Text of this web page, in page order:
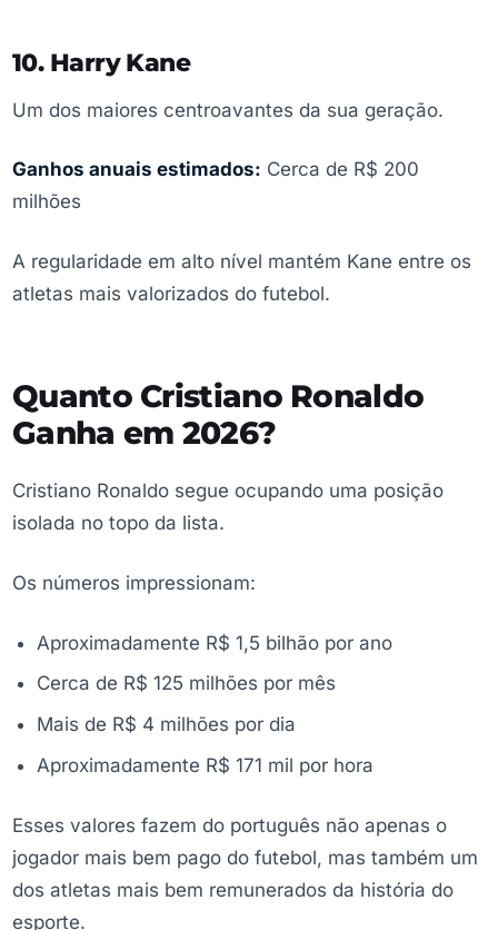
10. Harry Kane
Um dos maiores centroavantes da sua geração.
Ganhos anuais estimados: Cerca de R$ 200
milhões
A regularidade em alto nível mantém Kane entre os
atletas mais valorizados do futebol.
Quanto Cristiano Ronaldo
Ganha em 2026?
Cristiano Ronaldo segue ocupando uma posição
isolada no topo da lista.
Os números impressionam:
Aproximadamente R$ 1,5 bilhão por ano
Cerca de R$ 125 milhões por mês
Mais de R$ 4 milhões por dia
Aproximadamente R$ 171 mil por hora
Esses valores fazem do português não apenas o
jogador mais bem pago do futebol, mas também um
dos atletas mais bem remunerados da história do
esporte.